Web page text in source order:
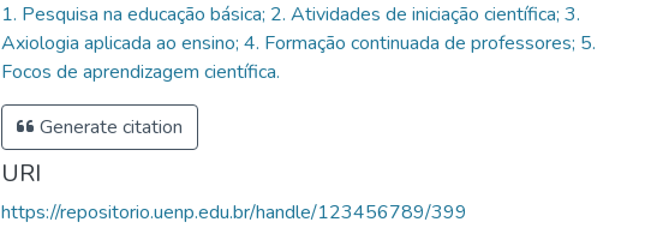
1. Pesquisa na educação básica; 2. Atividades de iniciação científica; 3.
Axiologia aplicada ao ensino; 4. Formação continuada de professores; 5.
Focos de aprendizagem científica.
Generate citation
URI
https://repositorio.uenp.edu.br/handle/123456789/399